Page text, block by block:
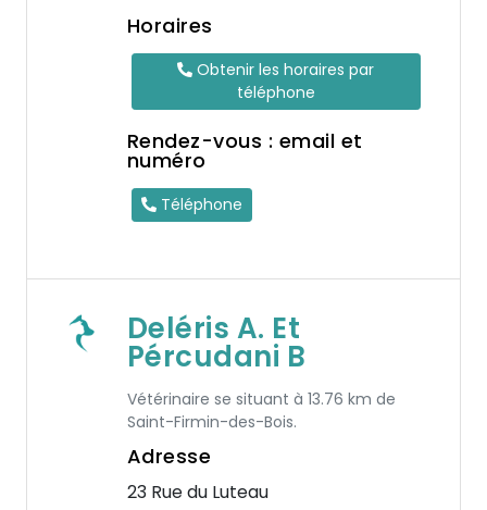
Horaires
Obtenir les horaires par
téléphone
Rendez-vous : email et
numéro
Téléphone
Deléris A. Et
Pércudani B
Vétérinaire se situant à 13.76 km de
Saint-Firmin-des-Bois.
Adresse
23 Rue du Luteau